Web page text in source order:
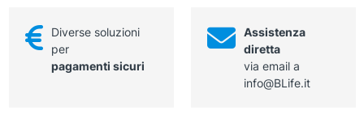
Diverse soluzioni
per
pagamenti sicuri
Assistenza
diretta
via email a
info@BLife.it